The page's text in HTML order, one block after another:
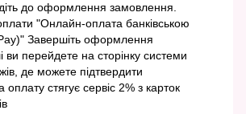
до оформлення замовлення.
"Онлайн-оплата банківською
Завершіть оформлення
ви перейдете на сторінку системи
де можете підтвердити
оплату стягує сервіс 2% з карток